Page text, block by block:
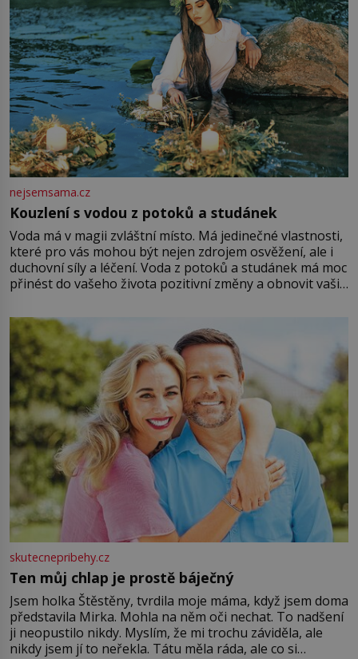
nejsemsama.cz
Kouzlení s vodou z potoků a studánek
Voda má v magii zvláštní místo. Má jedinečné vlastnosti,
které pro vás mohou být nejen zdrojem osvěžení, ale i
duchovní síly a léčení. Voda z potoků a studánek má moc
přinést do vašeho života pozitivní změny a obnovit vaši
můžete obohatit své rituály a přinést do svého života
větší harmonii a klid. Je důležité
skutecnepribehy.cz
Ten můj chlap je prostě báječný
Jsem holka Štěstěny, tvrdila moje máma, když jsem doma
představila Mirka. Mohla na něm oči nechat. To nadšení
ji neopustilo nikdy. Myslím, že mi trochu záviděla, ale
nikdy jsem jí to neřekla. Tátu měla ráda, ale co si